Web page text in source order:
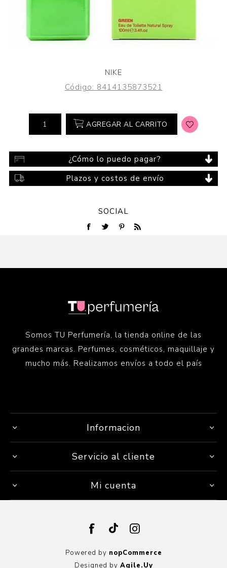
NIKE
Código: 8414135873521
AGREGAR AL CARRITO
¿Cómo lo puedo pagar?
Plazos y costos de envío
SOCIAL
Somos TU Perfumería, la tienda online de las
grandes marcas. Perfumes, cosméticos, maquillaje y
mucho más. Realizamos envíos a todo el país
Informacion
Servicio al cliente
Mi cuenta
Powered by nopCommerce
Designed by Agile.Uy